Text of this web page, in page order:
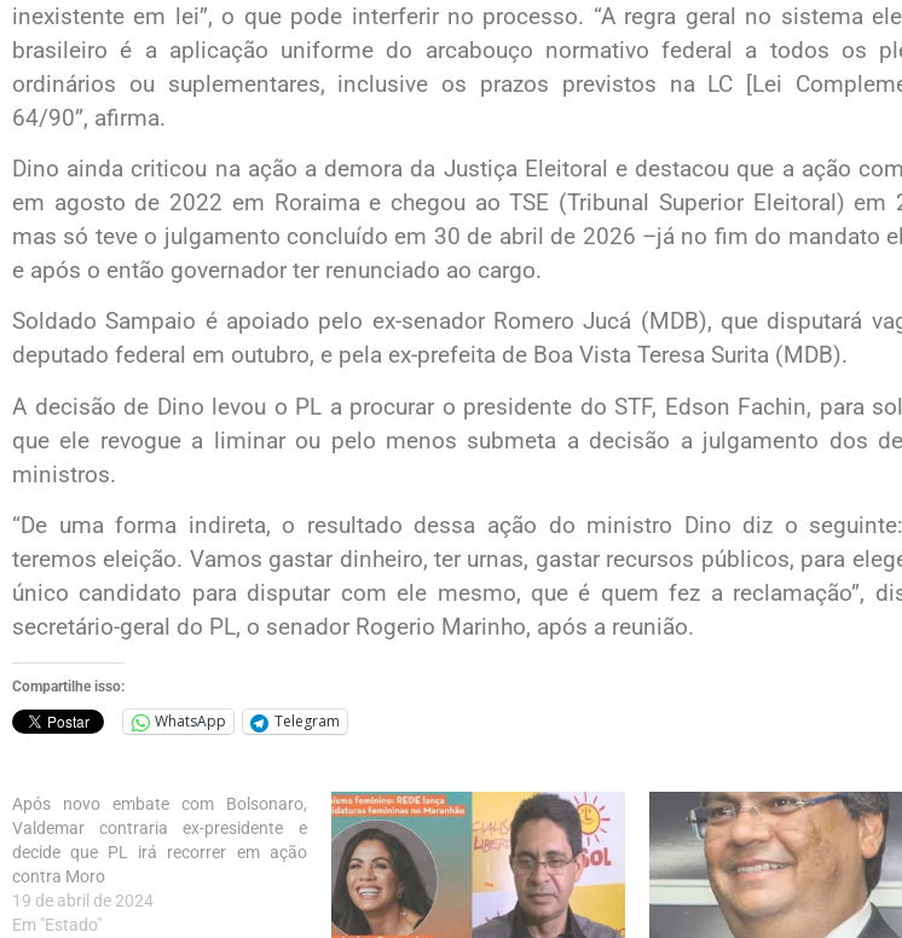
inexistente em lei”, o que pode interferir no processo. “A regra geral no sistema
brasileiro é a aplicação uniforme do arcabouço normativo federal a todos os
ordinários ou suplementares, inclusive os prazos previstos na LC [Lei
64/90”, afirma.
Dino ainda criticou na ação a demora da Justiça Eleitoral e destacou que a ação
em agosto de 2022 em Roraima e chegou ao TSE (Tribunal Superior Eleitoral) em
mas só teve o julgamento concluído em 30 de abril de 2026 –já no fim do mandato
e após o então governador ter renunciado ao cargo.
Soldado Sampaio é apoiado pelo ex-senador Romero Jucá (MDB), que disputará
deputado federal em outubro, e pela ex-prefeita de Boa Vista Teresa Surita (MDB).
A decisão de Dino levou o PL a procurar o presidente do STF, Edson Fachin, para
que ele revogue a liminar ou pelo menos submeta a decisão a julgamento dos
ministros.
“De uma forma indireta, o resultado dessa ação do ministro Dino diz o
teremos eleição. Vamos gastar dinheiro, ter urnas, gastar recursos públicos, para
único candidato para disputar com ele mesmo, que é quem fez a reclamação”,
secretário-geral do PL, o senador Rogerio Marinho, após a reunião.
Compartilhe isso:
WhatsApp Telegram
Após novo embate com Bolsonaro,
Valdemar contraria ex-presidente e
decide que PL irá recorrer em ação
contra Moro
19 de abril de 2024
Em "Estado"